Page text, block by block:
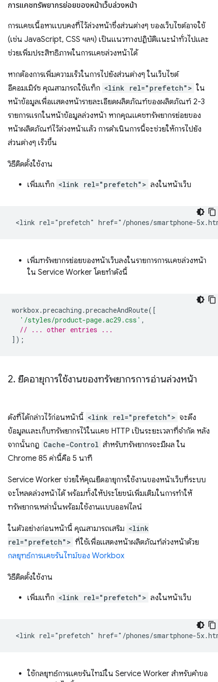
การแคชทรัพยากรย่อยของหน้าเว็บล่วงหน้า
การแคชเนื้อหาแบบคงที่ไว้ล่วงหน้าซึ่งส่วนต่างๆ ของเว็บไซต์อาจใช้
(เช่น JavaScript, CSS ฯลฯ) เป็นแนวทางปฏิบัติแนะนำทั่วไปและ
ช่วยเพิ่มประสิทธิภาพในการแคชล่วงหน้าได้
หากต้องการเพิ่มความเร็วในการไปยังส่วนต่างๆ ในเว็บไซต์
อีคอมเมิร์ซ คุณสามารถใช้แท็ก <link rel="prefetch"> ใน
หน้าข้อมูลเพื่อแสดงหน้ารายละเอียดผลิตภัณฑ์ของผลิตภัณฑ์ 2-3
รายการแรกในหน้าข้อมูลล่วงหน้า หากคุณแคชทรัพยากรย่อยของ
หน้าผลิตภัณฑ์ไว้ล่วงหน้าแล้ว การดำเนินการนี้จะช่วยให้การไปยัง
ส่วนต่างๆ เร็วขึ้น
วิธีติดตั้งใช้งาน
เพิ่มแท็ก <link rel="prefetch"> ลงในหน้าเว็บ
เพิ่มทรัพยากรย่อยของหน้าเว็บลงในรายการการแคชล่วงหน้า
ใน Service Worker โดยทำดังนี้
workbox.precaching .precacheAndRoute([
'/styles/product-page.ac29.css' ,
// ... other entries ...
]);
2. ยืดอายุการใช้งานของทรัพยากรการอ่านล่วงหน้า
ดังที่ได้กล่าวไว้ก่อนหน้านี้ <link rel="prefetch"> จะดึง
ข้อมูลและเก็บทรัพยากรไว้ในแคช HTTP เป็นระยะเวลาที่จำกัด หลัง
จากนั้นกฎ Cache-Control สำหรับทรัพยากรจะมีผล ใน
Chrome 85 ค่านี้คือ 5 นาที
Service Worker ช่วยให้คุณยืดอายุการใช้งานของหน้าเว็บที่ระบบ
จะโหลดล่วงหน้าได้ พร้อมทั้งให้ประโยชน์เพิ่มเติมในการทำให้
ทรัพยากรเหล่านั้นพร้อมใช้งานแบบออฟไลน์
ในตัวอย่างก่อนหน้านี้ คุณสามารถเสริม <link
rel="prefetch"> ที่ใช้เพื่อแสดงหน้าผลิตภัณฑ์ล่วงหน้าด้วย
กลยุทธ์การแคชรันไทม์ของ Workbox
วิธีติดตั้งใช้งาน
เพิ่มแท็ก <link rel="prefetch"> ลงในหน้าเว็บ
ใช้กลยุทธ์การแคชรันไทม์ใน Service Worker สําหรับคําขอ